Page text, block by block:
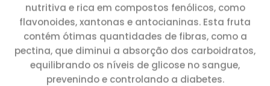
nutritiva e rica em compostos fenólicos, como
flavonoides, xantonas e antocianinas. Esta fruta
contém ótimas quantidades de fibras, como a
pectina, que diminui a absorção dos carboidratos,
equilibrando os níveis de glicose no sangue,
prevenindo e controlando a diabetes.